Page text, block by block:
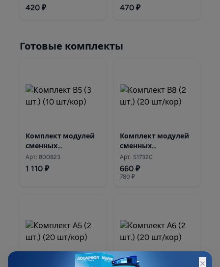
420 ₽ 470 ₽
Готовые комплекты
Комплект модулей
сменных
фильтрующих
Аквафор В5 ( 3 шт)
Арт: 800823
1 110 ₽
Комплект модулей
сменных
фильтрующих
Аквафор В8 ( 2шт)
Арт: 517320
660 ₽
780 ₽
×